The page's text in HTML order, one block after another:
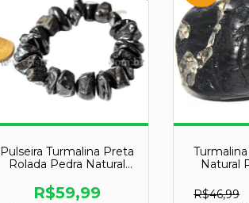
Pulseira Turmalina Preta
Rolada Pedra Natural
R$59,99
Natural
R$46,99